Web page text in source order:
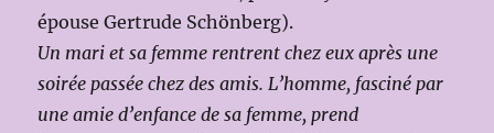
épouse Gertrude Schönberg).
Un mari et sa femme rentrent chez eux après une
soirée passée chez des amis. L’homme, fasciné par
une amie d’enfance de sa femme, prend